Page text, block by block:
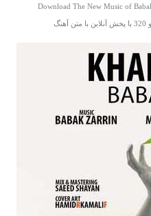
Download The New Music of